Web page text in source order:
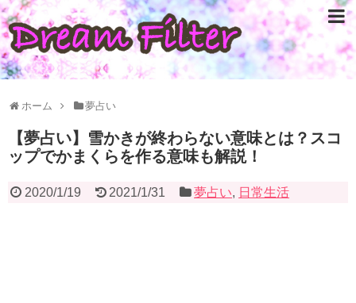
ホーム 夢占い
【夢占い】雪かきが終わらない意味とは？スコ
ップでかまくらを作る意味も解説！
2020/1/19 2021/1/31 夢占い, 日常生活